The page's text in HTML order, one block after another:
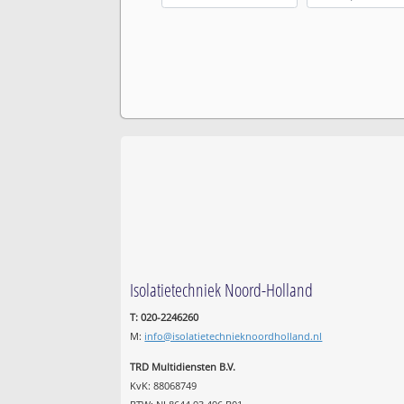
Isolatietechniek Noord-Holland
T: 020-2246260
M: info@isolatietechnieknoordholland.nl
TRD Multidiensten B.V.
KvK: 88068749